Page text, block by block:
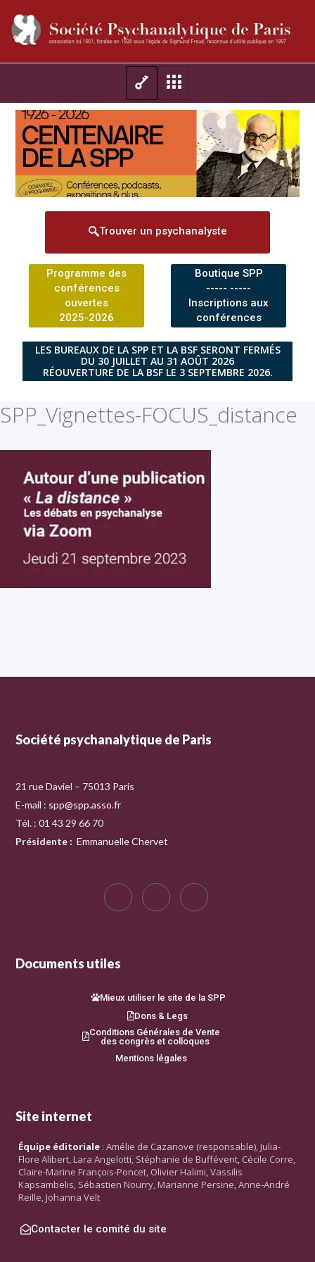
Trouver un psychanalyste
Programme des
conférences
ouvertes
2025-2026
Boutique SPP
----- -----
Inscriptions aux
conférences
LES BUREAUX DE LA SPP ET LA BSF SERONT FERMÉS
DU 30 JUILLET AU 31 AOÛT 2026
RÉOUVERTURE DE LA BSF LE 3 SEPTEMBRE 2026.
SPP_Vignettes-FOCUS_distance
Société psychanalytique de Paris
21 rue Daviel – 75013 Paris
E-mail : spp@spp.asso.fr
Tél. : 01 43 29 66 70
Présidente : Emmanuelle Chervet
Documents utiles
Mieux utiliser le site de la SPP
Dons & Legs
Conditions Générales de Vente
des congrès et colloques
Mentions légales
Site internet
Équipe éditoriale : Amélie de Cazanove (responsable), Julia-
Flore Alibert, Lara Angelotti, Stéphanie de Buffévent, Cécile Corre,
Claire-Marine François-Poncet, Olivier Halimi, Vassilis
Kapsambelis, Sébastien Nourry, Marianne Persine, Anne-André
Reille, Johanna Velt
Contacter le comité du site